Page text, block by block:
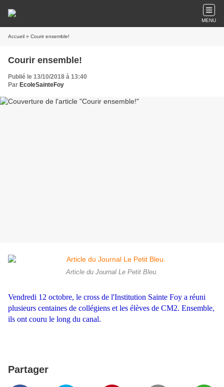
MENU
Accueil » Courir ensemble!
Courir ensemble!
Publié le 13/10/2018 à 13:40
Par EcoleSainteFoy
Article du Journal Le Petit Bleu.
Vendredi 12 octobre, le cross de l'Institution Sainte Foy a réuni
plusieurs centaines de collégiens et les élèves de CM2. Ensemble,
ils ont couru le long du canal.
Partager